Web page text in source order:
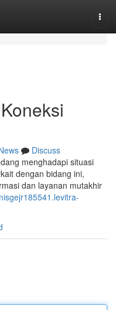
Discuss
menghadapi situasi
dengan bidang ini,
dan layanan mutakhir